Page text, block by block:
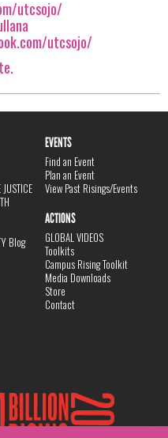
utcsojo/
utcsojo/
Blog
EVENTS
Find an Event
Plan an Event
View Past Risings/Events
ACTIONS
GLOBAL VIDEOS
Toolkits
Campus Rising Toolkit
Media Downloads
Store
Contact